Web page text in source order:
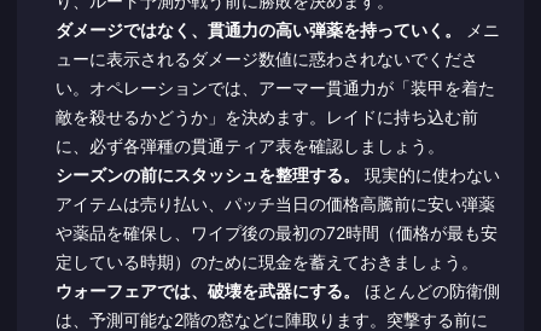
ダメージではなく、貫通力の高い弾薬を持っていく。
メニ
ューに表示されるダメージ数値に惑わされないでくださ
い。オペレーションでは、アーマー貫通力が「装甲を着た
敵を殺せるかどうか」を決めます。レイドに持ち込む前
に、必ず各弾種の貫通ティア表を確認しましょう。
シーズンの前にスタッシュを整理する。
現実的に使わない
アイテムは売り払い、パッチ当日の価格高騰前に安い弾薬
や薬品を確保し、ワイプ後の最初の72時間（価格が最も安
定している時期）のために現金を蓄えておきましょう。
ウォーフェアでは、破壊を武器にする。
ほとんどの防衛側
は、予測可能な2階の窓などに陣取ります。突撃する前に